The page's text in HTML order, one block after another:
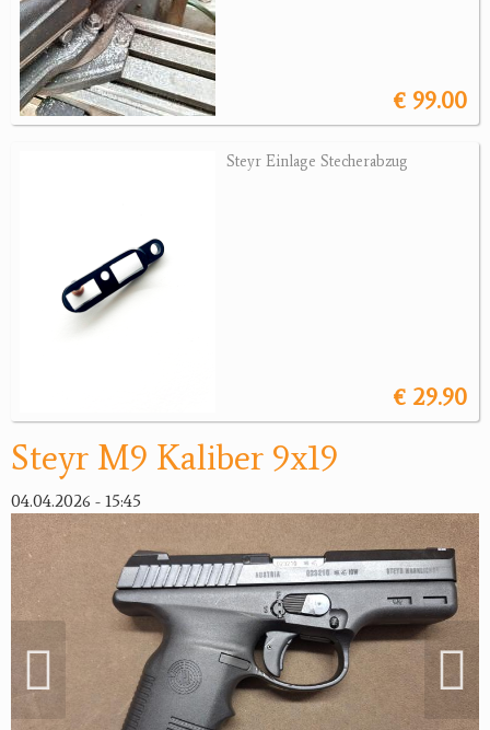
Optik
Bogensport
Zubehör
Bücher, Videos
Antikes
€ 99.00
Steyr Einlage Stecherabzug
€ 29.90
Steyr M9 Kaliber 9x19
04.04.2026 - 15:45